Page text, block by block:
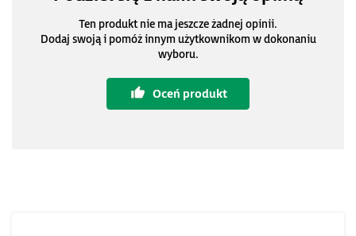
Ten produkt nie ma jeszcze żadnej opinii.
Dodaj swoją i pomóż innym użytkownikom w dokonaniu
wyboru.
Oceń produkt